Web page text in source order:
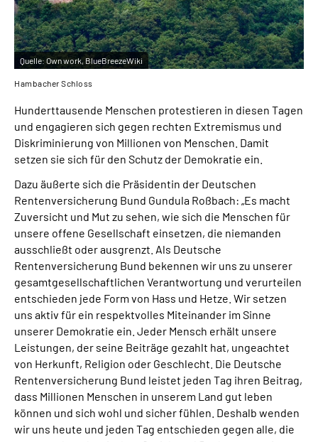
Mein Kundenportal
Quelle: Own work, BlueBreezeWiki
Hambacher Schloss
Hunderttausende Menschen protestieren in diesen Tagen
und engagieren sich gegen rechten Extremismus und
Diskriminierung von Millionen von Menschen. Damit
setzen sie sich für den Schutz der Demokratie ein.
Dazu äußerte sich die Präsidentin der Deutschen
Rentenversicherung Bund Gundula Roßbach: „Es macht
Zuversicht und Mut zu sehen, wie sich die Menschen für
unsere offene Gesellschaft einsetzen, die niemanden
ausschließt oder ausgrenzt. Als Deutsche
Rentenversicherung Bund bekennen wir uns zu unserer
gesamtgesellschaftlichen Verantwortung und verurteilen
entschieden jede Form von Hass und Hetze. Wir setzen
uns aktiv für ein respektvolles Miteinander im Sinne
unserer Demokratie ein. Jeder Mensch erhält unsere
Leistungen, der seine Beiträge gezahlt hat, ungeachtet
von Herkunft, Religion oder Geschlecht. Die Deutsche
Rentenversicherung Bund leistet jeden Tag ihren Beitrag,
dass Millionen Menschen in unserem Land gut leben
können und sich wohl und sicher fühlen. Deshalb wenden
wir uns heute und jeden Tag entschieden gegen alle, die